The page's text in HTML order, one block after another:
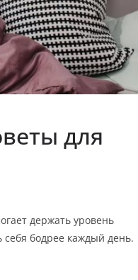
для
держать уровень
себя бодрее каждый день.